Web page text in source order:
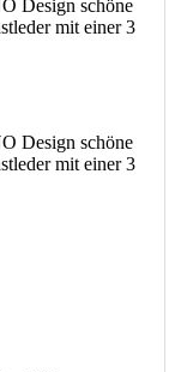
Design schöne
mit einer 3
Design schöne
mit einer 3